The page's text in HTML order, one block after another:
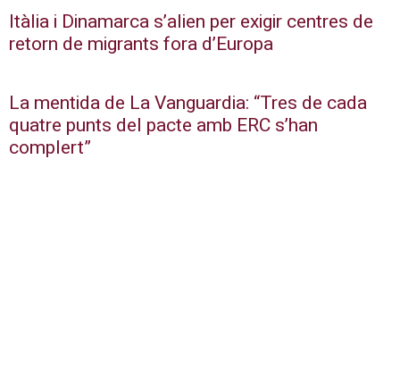
Itàlia i Dinamarca s’alien per exigir centres de
retorn de migrants fora d’Europa
La mentida de La Vanguardia: “Tres de cada
quatre punts del pacte amb ERC s’han
complert”